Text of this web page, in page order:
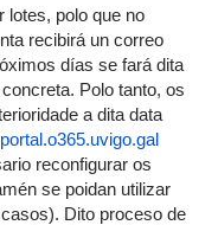
lotes, polo que no
recibirá un correo
días se fará dita
Polo tanto, os
a dita data
portal.o365.uvigo.gal
reconfigurar os
se poidan utilizar
Dito proceso de